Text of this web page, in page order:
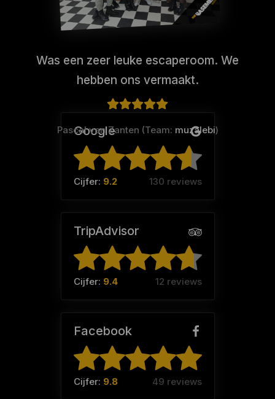
Was een zeer leuke escaperoom. We
hebben ons vermaakt.
Pascal van Zanten (Team: muzalebi)
Google
Cijfer: 9.2 130 reviews
TripAdvisor
Cijfer: 9.4 12 reviews
Facebook
Cijfer: 9.8 49 reviews